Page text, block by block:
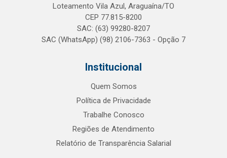
Loteamento Vila Azul, Araguaína/TO
CEP 77.815-8200
SAC: (63) 99280-8207
SAC (WhatsApp) (98) 2106-7363 - Opção 7
Institucional
Quem Somos
Política de Privacidade
Trabalhe Conosco
Regiões de Atendimento
Relatório de Transparência Salarial